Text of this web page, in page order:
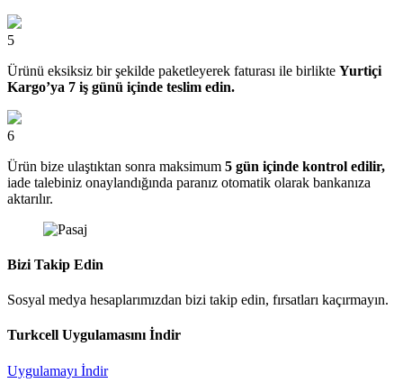
5
Ürünü eksiksiz bir şekilde paketleyerek faturası ile birlikte Yurtiçi
Kargo’ya 7 iş günü içinde teslim edin.
6
Ürün bize ulaştıktan sonra maksimum 5 gün içinde kontrol edilir,
iade talebiniz onaylandığında paranız otomatik olarak bankanıza
aktarılır.
Bizi Takip Edin
Sosyal medya hesaplarımızdan bizi takip edin, fırsatları kaçırmayın.
Turkcell Uygulamasını İndir
Uygulamayı İndir